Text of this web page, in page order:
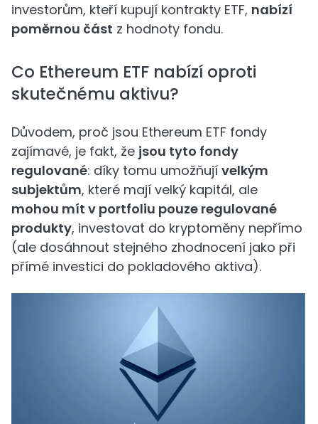
investorům, kteří kupují kontrakty ETF, nabízí
poměrnou část z hodnoty fondu.
Co Ethereum ETF nabízí oproti
skutečnému aktivu?
Důvodem, proč jsou Ethereum ETF fondy
zajímavé, je fakt, že jsou tyto fondy
regulované: díky tomu umožňují velkým
subjektům, které mají velký kapitál, ale
mohou mít v portfoliu pouze regulované
produkty, investovat do kryptoměny nepřímo
(ale dosáhnout stejného zhodnocení jako při
přímé investici do pokladového aktiva).